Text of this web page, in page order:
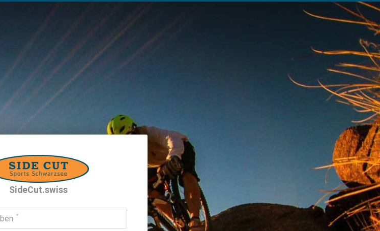
SideCut.swiss